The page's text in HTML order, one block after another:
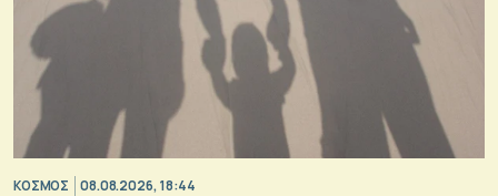
ΚΟΣΜΟΣ 08.08.2026, 18:44